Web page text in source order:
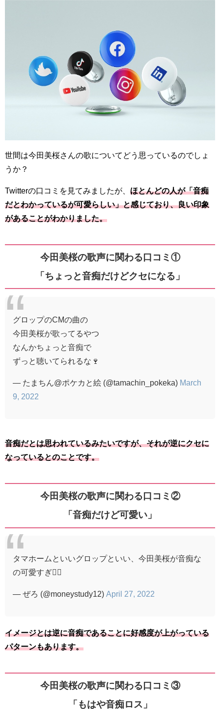
世間は今田美桜さんの歌についてどう思っているのでしょ
うか？
Twitterの口コミを見てみましたが、 ほとんどの人が「音痴
だとわかっているが可愛らしい」と感じており、良い印象
があることがわかりました。
今田美桜の歌声に関わる口コミ①
「ちょっと音痴だけどクセになる」
グロップのCMの曲の
今田美桜が歌ってるやつ
なんかちょっと音痴で
ずっと聴いてられるな🍷
— たまちん@ポケカと絵 (@tamachin_pokeka) March
9, 2022
音痴だとは思われているみたいですが、それが逆にクセに
なっているとのことです。
今田美桜の歌声に関わる口コミ②
「音痴だけど可愛い」
タマホームといいグロップといい、今田美桜が音痴な
の可愛すぎ🤦‍♂️
— ぜろ (@moneystudy12) April 27, 2022
イメージとは逆に音痴であることに好感度が上がっている
パターンもあります。
今田美桜の歌声に関わる口コミ③
「もはや音痴ロス」